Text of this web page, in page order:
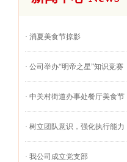
· 消夏美食节掠影
· 公司举办“明帝之星”知识竞赛
· 中关村街道办事处餐厅美食节
· 树立团队意识，强化执行能力
· 我公司成立党支部